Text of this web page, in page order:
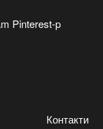
Pinterest-p
Контакти